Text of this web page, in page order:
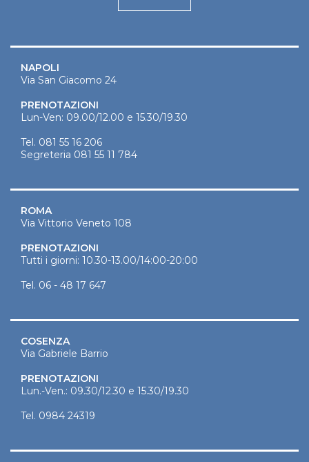
NAPOLI
Via San Giacomo 24
PRENOTAZIONI
Lun-Ven: 09.00/12.00 e 15.30/19.30
Tel. 081 55 16 206
Segreteria 081 55 11 784
ROMA
Via Vittorio Veneto 108
PRENOTAZIONI
Tutti i giorni: 10.30-13.00/14:00-20:00
Tel. 06 - 48 17 647
COSENZA
Via Gabriele Barrio
PRENOTAZIONI
Lun.-Ven.: 09.30/12.30 e 15.30/19.30
Tel. 0984 24319